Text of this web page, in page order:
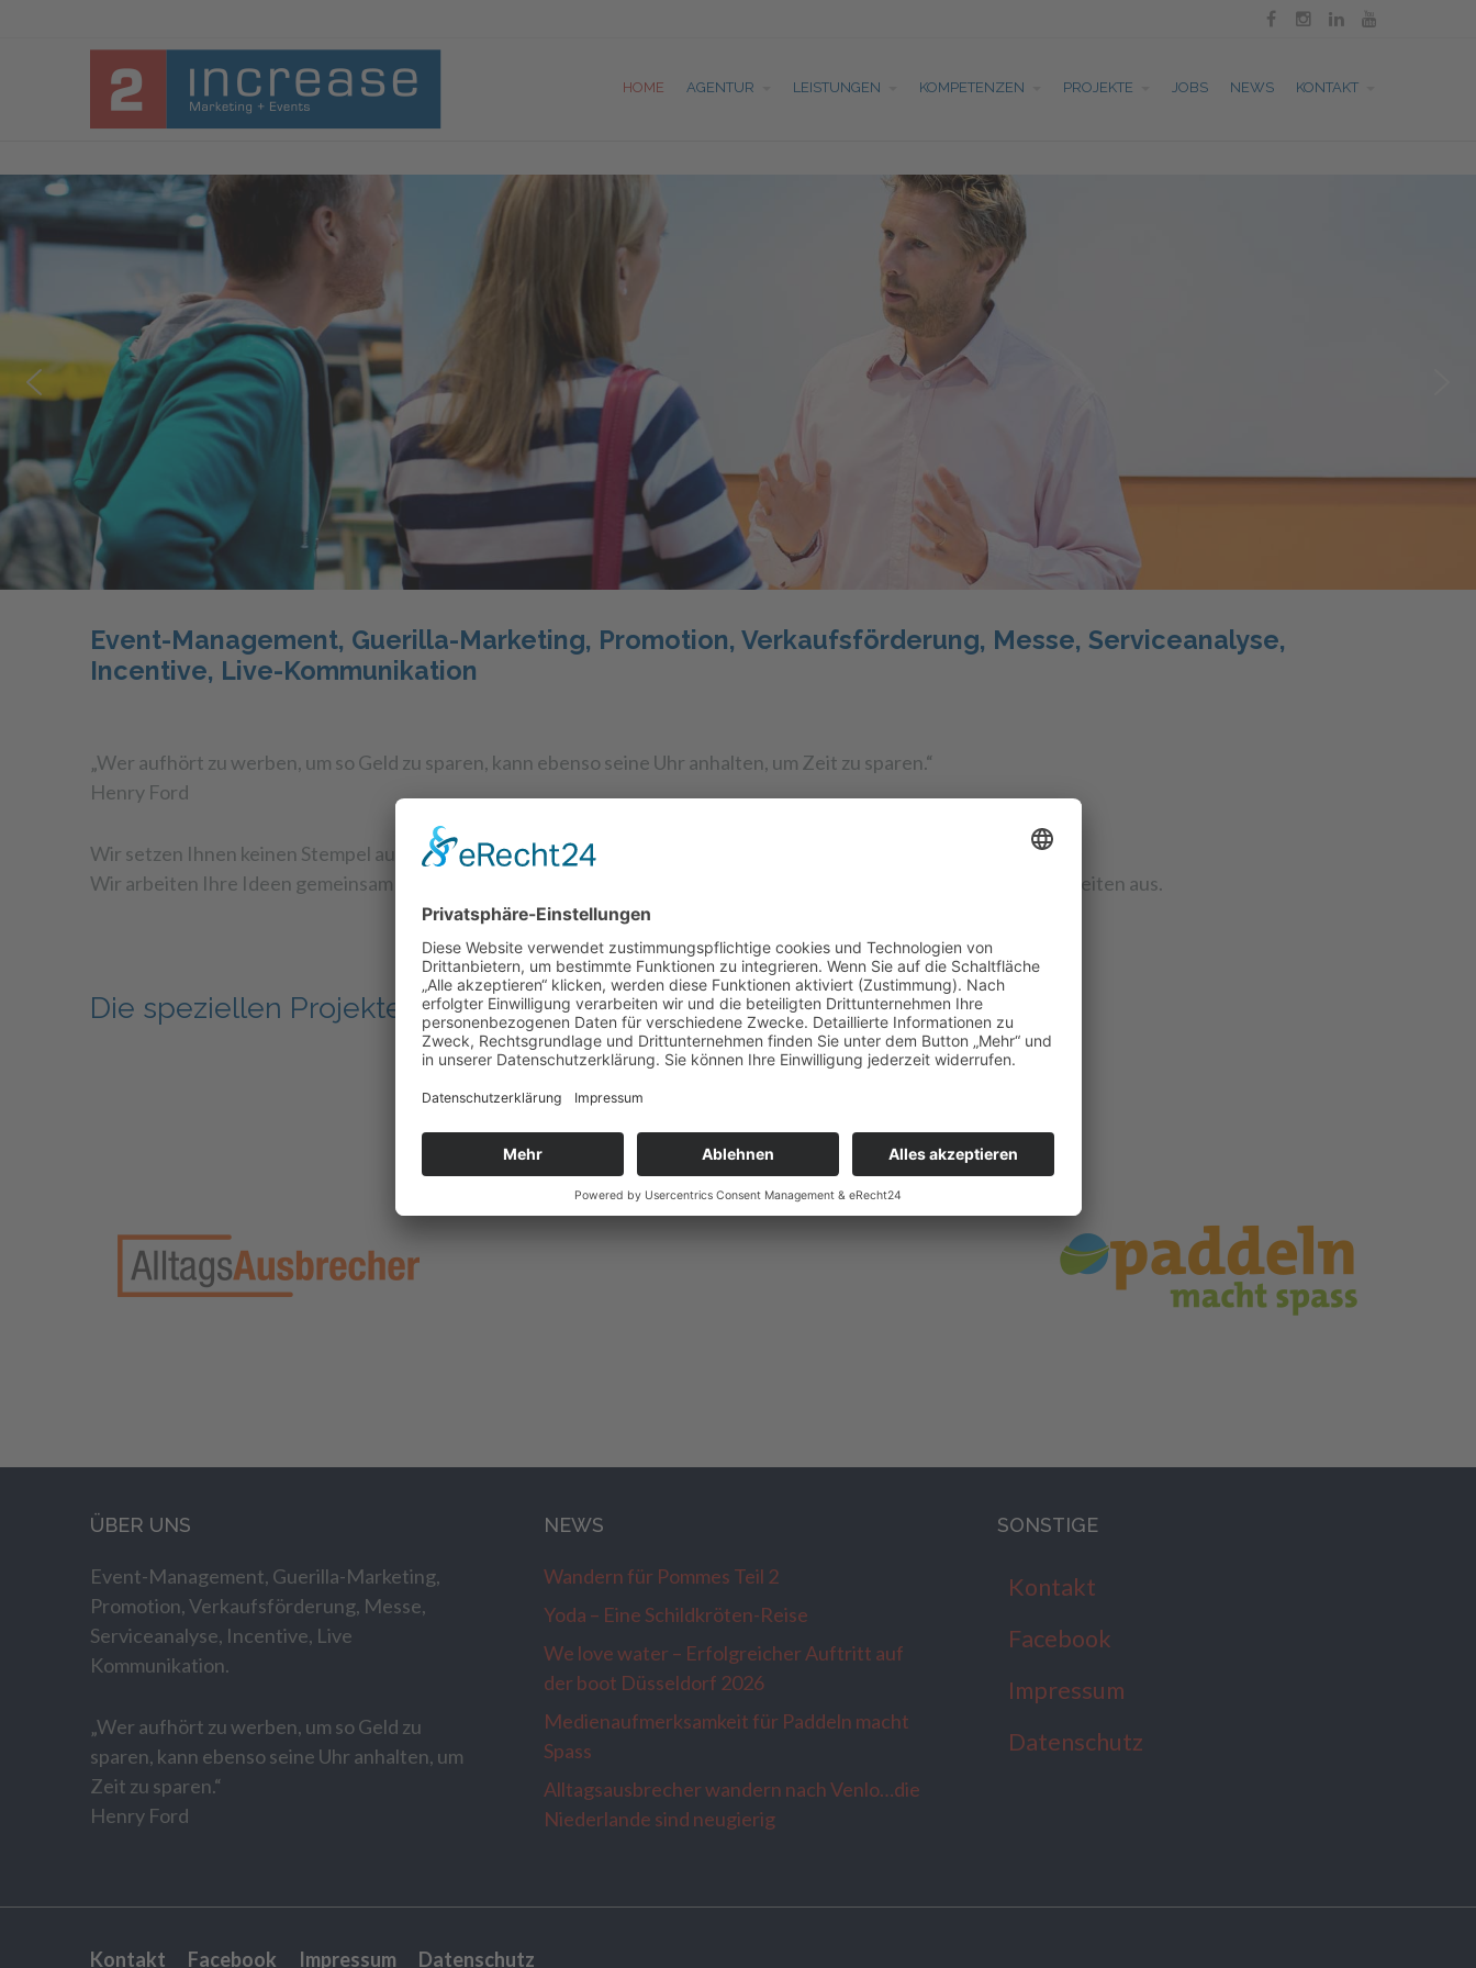
   
HOME AGENTUR LEISTUNGEN KOMPETENZEN PROJEKTE JOBS NEWS KONTAKT
Event-Management, Guerilla-Marketing, Promotion, Verkaufsförderung, Messe, Serviceanalyse,
Incentive, Live-Kommunikation
„Wer aufhört zu werben, um so Geld zu sparen, kann ebenso seine Uhr anhalten, um Zeit zu sparen.“
Henry Ford
Wir setzen Ihnen keinen Stempel auf, sondern fliegen mit Ihren Koordinaten in unserem Flugzeug!
Wir arbeiten Ihre Ideen gemeinsam mit Ihnen unter Berücksichtigung Ihres Budgets und der vorhandenen Möglichkeiten aus.
Die speziellen Projekte
ÜBER UNS
Event-Management, Guerilla-Marketing,
Promotion, Verkaufsförderung, Messe,
Serviceanalyse, Incentive, Live
Kommunikation.
„Wer aufhört zu werben, um so Geld zu
sparen, kann ebenso seine Uhr anhalten, um
Zeit zu sparen.“
Henry Ford
NEWS
Wandern für Pommes Teil 2
Yoda – Eine Schildkröten-Reise
We love water – Erfolgreicher Auftritt auf
der boot Düsseldorf 2026
Medienaufmerksamkeit für Paddeln macht
Spass
Alltagsausbrecher wandern nach Venlo…die
Niederlande sind neugierig
SONSTIGE
Kontakt
Facebook
Impressum
Datenschutz
Kontakt Facebook Impressum Datenschutz